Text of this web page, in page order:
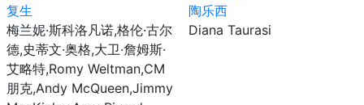
复生
梅兰妮·斯科洛凡诺,格伦·古尔
德,史蒂文·奥格,大卫·詹姆斯·
艾略特,Romy Weltman,CM
朋克,Andy McQueen,Jimmy
陶乐西
Diana Taurasi